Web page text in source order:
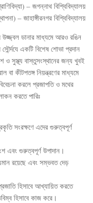
– জগন্নাথ বিশ্বিবিদ্যালয়
– জাহাঙ্গীরনগর বিশ্বিবিদ্যালয়
ডানার মাধ্যমে আরও রঙিন
একটি বিশেষ শোভা প্রদান
ও সুস্থ্য বাস্তুসংস্থানের জন্য খুবই
বা কীটপতঙ্গ নিয়ন্ত্রণের মাধ্যমে
করলে প্রজাপতি ও মথের
করতে পারিঃ
সংরক্ষণে এদের গুরুত্বপূর্ণ
এবং গুরুত্বপূর্ণ উপাদান।
রয়েছে এবং সম্ভবত দেড়
হিসাবে আখ্যায়িত করতে
হিসাবে কাজ করে।